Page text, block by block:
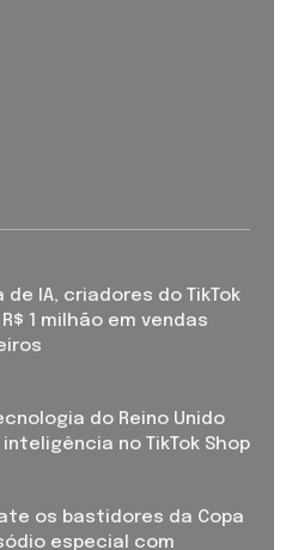
IA, criadores do TikTok
1 milhão em vendas
do Reino Unido
no TikTok Shop
os bastidores da Copa
especial com